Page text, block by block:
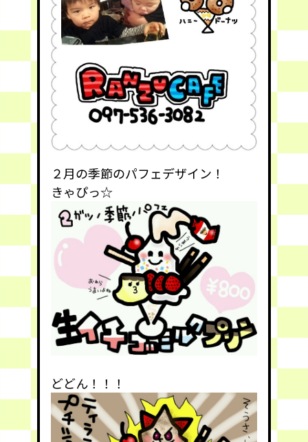
２月の季節のパフェデザイン！
きゃぴっ☆
どどん！！！